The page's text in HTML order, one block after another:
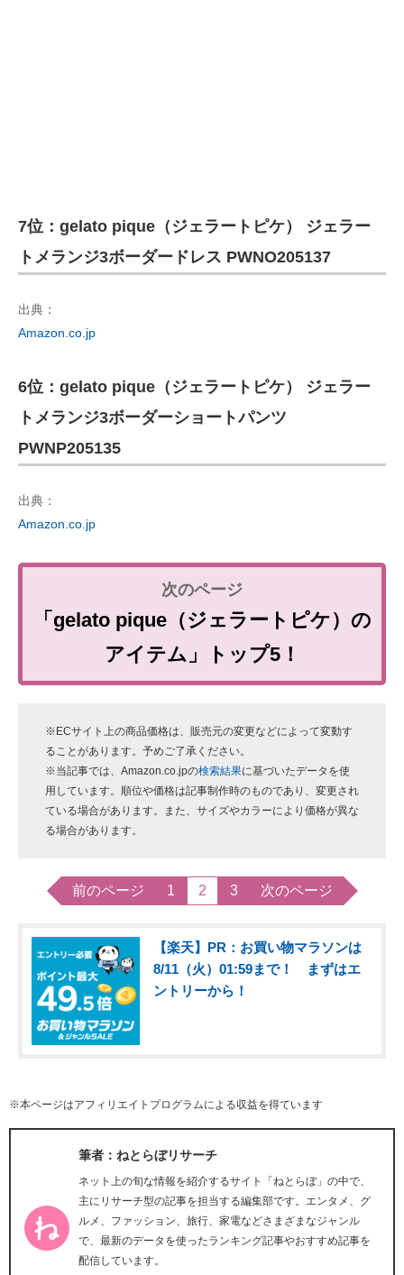
7位：gelato pique（ジェラートピケ） ジェラー
トメランジ3ボーダードレス PWNO205137
出典：
Amazon.co.jp
6位：gelato pique（ジェラートピケ） ジェラー
トメランジ3ボーダーショートパンツ
PWNP205135
出典：
Amazon.co.jp
「gelato pique（ジェラートピケ）の
アイテム」トップ5！
※ECサイト上の商品価格は、販売元の変更などによって変動す
ることがあります。予めご了承ください。
※当記事では、Amazon.co.jpの検索結果に基づいたデータを使
用しています。順位や価格は記事制作時のものであり、変更され
ている場合があります。また、サイズやカラーにより価格が異な
る場合があります。
前のページ 1 2 3 次のページ
【楽天】PR：お買い物マラソンは
8/11（火）01:59まで！ まずはエ
ントリーから！
※本ページはアフィリエイトプログラムによる収益を得ています
筆者：ねとらぼリサーチ
ネット上の旬な情報を紹介するサイト「ねとらぼ」の中で、
主にリサーチ型の記事を担当する編集部です。エンタメ、グ
ルメ、ファッション、旅行、家電などさまざまなジャンル
で、最新のデータを使ったランキング記事やおすすめ記事を
配信しています。